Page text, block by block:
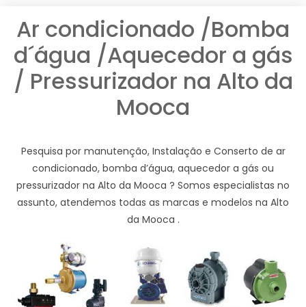
Ar condicionado /Bomba
d´água /Aquecedor a gás
/ Pressurizador na Alto da
Mooca
Pesquisa por manutenção, Instalação e Conserto de ar
condicionado, bomba d’água, aquecedor a gás ou
pressurizador na Alto da Mooca ? Somos especialistas no
assunto, atendemos todas as marcas e modelos na Alto
da Mooca .